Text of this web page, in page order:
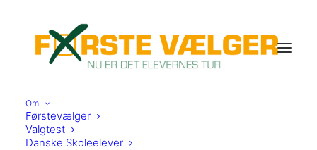
Om
Førstevælger
Valgtest
Danske Skoleelever